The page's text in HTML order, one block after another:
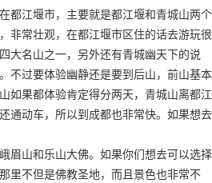
都江堰市，主要就是都江堰和青城山两个
非常壮观，在都江堰市区住的话去游玩很
大名山之一，另外还有青城幽天下的说
不过要体验幽静还是要到后山，前山基本
如果都体验肯定得分两天，青城山离都江
通动车，所以到成都也非常快。如果想去
眉山和乐山大佛。如果你们想去可以选择
里不但是佛教圣地，而且景色也非常不